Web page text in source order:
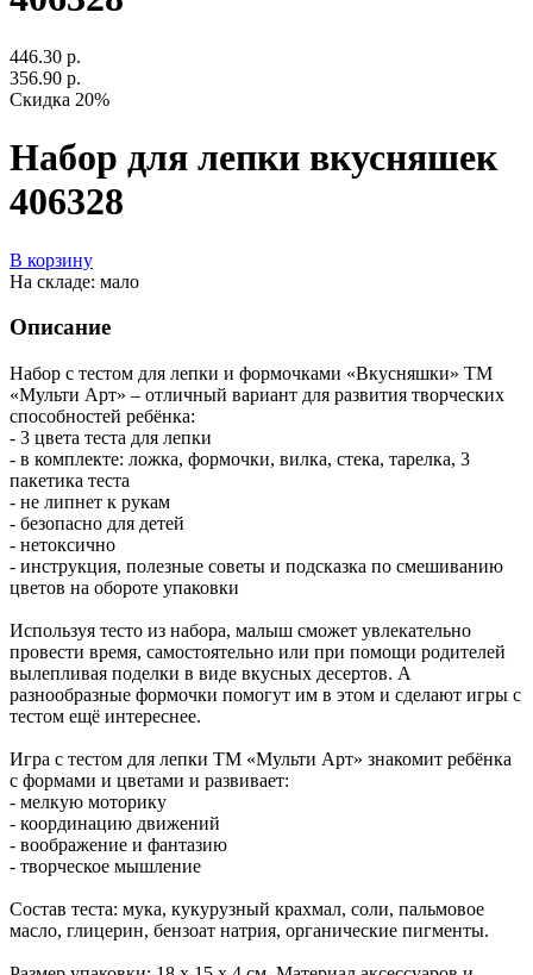
446.30 р.
356.90 р.
Скидка 20%
Набор для лепки вкусняшек
406328
В корзину
На складе: мало
Описание
Набор с тестом для лепки и формочками «Вкусняшки» ТМ
«Мульти Арт» – отличный вариант для развития творческих
способностей ребёнка:
- 3 цвета теста для лепки
- в комплекте: ложка, формочки, вилка, стека, тарелка, 3
пакетика теста
- не липнет к рукам
- безопасно для детей
- нетоксично
- инструкция, полезные советы и подсказка по смешиванию
цветов на обороте упаковки
Используя тесто из набора, малыш сможет увлекательно
провести время, самостоятельно или при помощи родителей
вылепливая поделки в виде вкусных десертов. А
разнообразные формочки помогут им в этом и сделают игры с
тестом ещё интереснее.
Игра с тестом для лепки ТМ «Мульти Арт» знакомит ребёнка
с формами и цветами и развивает:
- мелкую моторику
- координацию движений
- воображение и фантазию
- творческое мышление
Состав теста: мука, кукурузный крахмал, соли, пальмовое
масло, глицерин, бензоат натрия, органические пигменты.